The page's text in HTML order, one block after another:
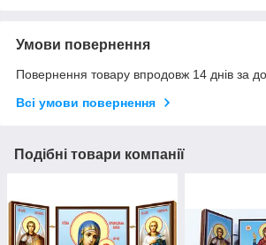
Умови повернення
Повернення товару впродовж 14 днів за
Всі умови повернення
Подібні товари компанії